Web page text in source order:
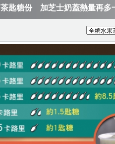
匙糖份 加芝士奶蓋熱量再多